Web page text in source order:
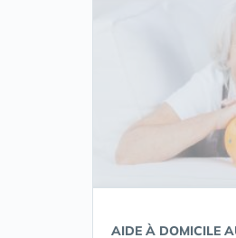
AIDE À DOMICILE